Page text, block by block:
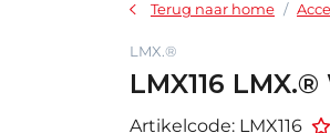
Terug naar home
LMX.®
LMX116
Artikelcode: LMX116